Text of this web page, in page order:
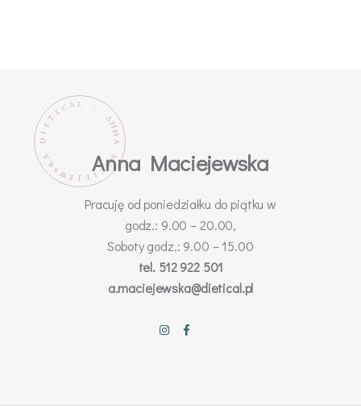
D
I
E
T
I C A L
A
N
N
A
M
A
C
I
E
J
E
W
S
K
A Anna Maciejewska
Pracuję od poniedziałku do piątku w
godz.: 9.00 – 20.00,
Soboty godz.: 9.00 – 15.00
tel. 512 922 501
a.maciejewska@dietical.pl